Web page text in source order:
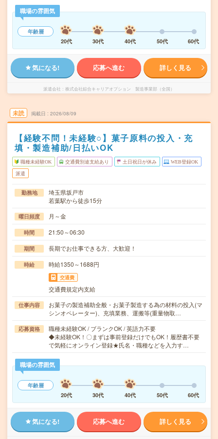
職場の雰囲気
年齢層
20代
30代 40代 50代 60代
気になる! 応募へ進む 詳しく見る
派遣会社 株式会社綜合キャリアオプション 製造事業部（全国）
未読 掲載日 2026/08/09
【経験不問！未経験○】菓子原料の投入・充
填・製造補助/日払いOK
職種未経験OK 交通費別途支給あり 土日祝日が休み WEB登録OK
派遣
勤務地
埼玉県坂戸市
若葉駅から徒歩15分
曜日頻度 月～金
時間 21:50～06:30
期間 長期でお仕事できる方、大歓迎！
時給 時給1350～1688円
交通費
交通費規定内支給
仕事内容
お菓子の製造補助全般・お菓子製造する為の材料の投入(マ
シンオペレーター)、充填業務、運搬等(重量物取…
応募資格
職種未経験OK / ブランクOK / 英語力不要
◆未経験OK！〇まずは事前登録だけでもOK！履歴書不要
で気軽にオンライン登録★氏名・職種などを入力す…
職場の雰囲気
年齢層
20代
30代 40代 50代 60代
気になる! 応募へ進む 詳しく見る